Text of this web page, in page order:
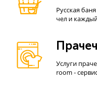
Русская
чел и
Услуги
room -